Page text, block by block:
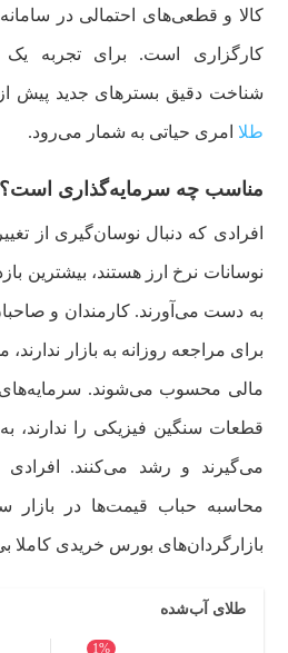
کالا و قطعی‌های احتمالی در
کارگزاری است. برای تجربه یک
شناخت دقیق بسترهای جدید پیش از
طلا امری حیاتی به شمار می‌رود.
مناسب چه سرمایه‌گذاری است؟
افرادی که دنبال نوسان‌گیری از
نوسانات نرخ ارز هستند، بیشترین
به دست می‌آورند. کارمندان و
برای مراجعه روزانه به بازار
مالی محسوب می‌شوند. سرمایه‌های
قطعات سنگین فیزیکی را ندارند،
می‌گیرند و رشد می‌کنند.
محاسبه حباب قیمت‌ها در بازار
بازارگردان‌های بورس خریدی کاملا
طلای آب‌شده
1%